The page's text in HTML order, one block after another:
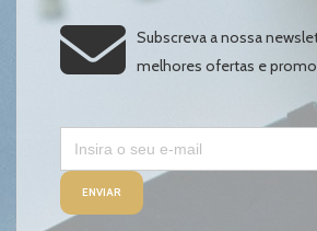
Subscreva a nossa
melhores ofertas e
ENVIAR